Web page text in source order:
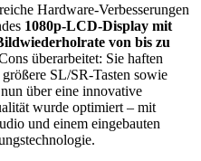
Hardware-Verbesserungen
1080p-LCD-Display mit
von bis zu
überarbeitet: Sie haften
SL/SR-Tasten sowie
über eine innovative
wurde optimiert – mit
und einem eingebauten